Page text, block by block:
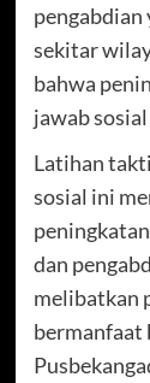
pengabdian
sekitar
bahwa
jawab
Latihan
sosial ini
dan
melibatkan
bermanfaat